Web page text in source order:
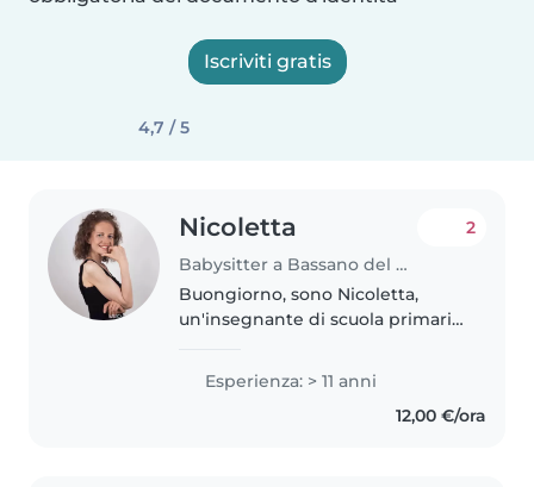
Iscriviti gratis
4,7 / 5
Nicoletta
Babysitter a Bassano del Grappa
2
Buongiorno, sono Nicoletta,
un'insegnante di scuola primaria
Grappa, in via Cereria. Sono
laureata in Scienze della
Esperienza: > 11 anni
12,00 €/ora